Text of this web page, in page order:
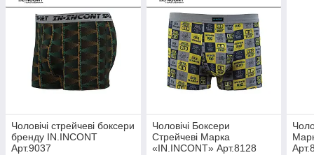
Чоловічі стрейчеві боксери
бренду IN.INCONT
Арт.9037
Чоловічі Боксери
Стрейчеві Марка
«IN.INCONT» Арт.8128